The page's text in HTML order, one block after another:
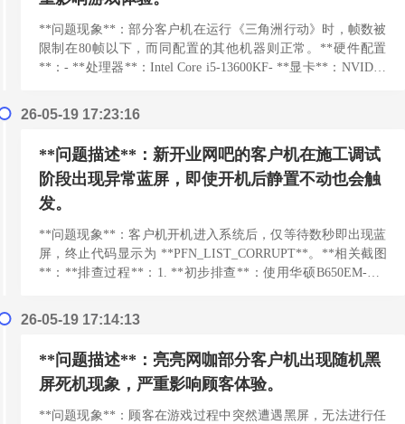
**问题现象**：部分客户机在运行《三角洲行动》时，帧数被
限制在80帧以下，而同配置的其他机器则正常。**硬件配置
**：- **处理器**：Intel Core i5-13600KF- **显卡**：NVIDIA
26-05-19 17:23:16
**问题描述**：新开业网吧的客户机在施工调试
阶段出现异常蓝屏，即使开机后静置不动也会触
发。
**问题现象**：客户机开机进入系统后，仅等待数秒即出现蓝
屏，终止代码显示为 **PFN_LIST_CORRUPT**。**相关截图
**：**排查过程**：1. **初步排查**：使用华硕B650EM-V7-
26-05-19 17:14:13
**问题描述**：亮亮网咖部分客户机出现随机黑
屏死机现象，严重影响顾客体验。
**问题现象**：顾客在游戏过程中突然遭遇黑屏，无法进行任